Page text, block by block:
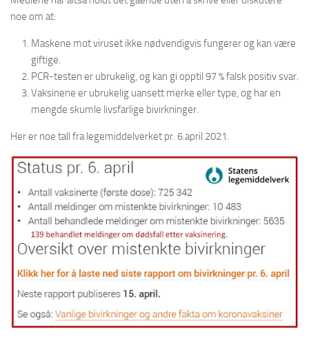
noe om at:
Maskene mot viruset ikke nødvendigvis fungerer og kan være
giftige.
PCR-testen er ubrukelig, og kan gi opptil 97 % falsk positiv svar.
Vaksinene er ubrukelig uansett merke eller type, og har en
mengde skumle livsfarlige bivirkninger.
Her er noe tall fra legemiddelverket pr. 6.april 2021.